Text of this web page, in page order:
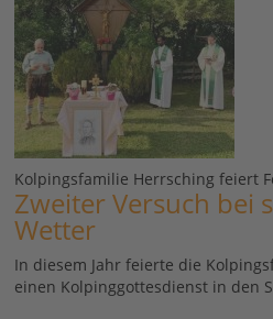
Kolpingsfamilie Herrsching feiert
Zweiter Versuch bei
Wetter
In diesem Jahr feierte die
einen Kolpinggottesdienst in den